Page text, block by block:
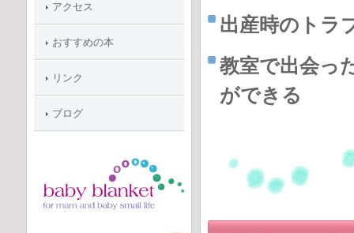
出産時のトラ
教室で出会っ
ができる
アクセス
おすすめの本
リンク
ブログ